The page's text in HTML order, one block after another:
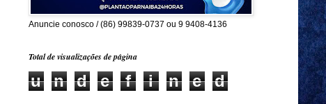
Anuncie conosco / (86) 99839-0737 ou 9 9408-4136
Total de visualizações de página
u n d e f i n e d